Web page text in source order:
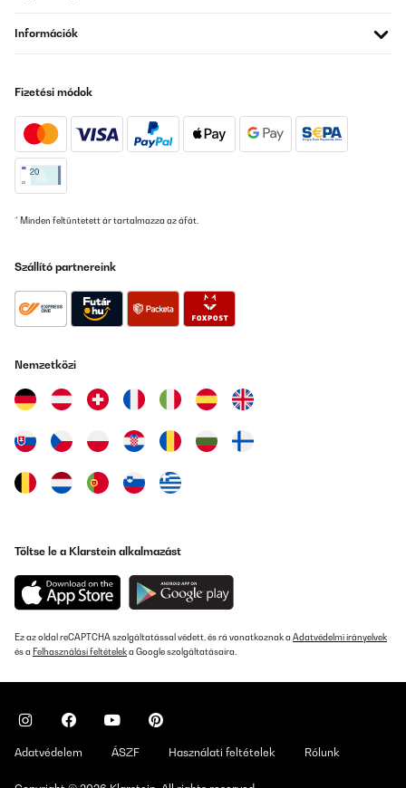
Információk
Fizetési módok
* Minden feltüntetett ár tartalmazza az áfát.
Szállító partnereink
Nemzetközi
Töltse le a Klarstein alkalmazást
Ez az oldal reCAPTCHA szolgáltatással védett, és rá vonatkoznak a Adatvédelmi irányelvek
és a Felhasználási feltételeka Google szolgáltatásaira.
Adatvédelem ÁSZF Használati feltételek Rólunk